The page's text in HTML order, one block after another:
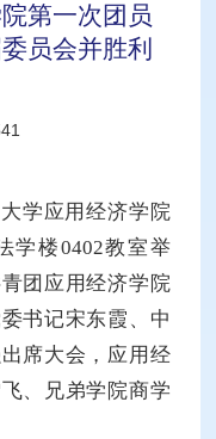
第一次团员
员会并胜利
学应用经济学院
学楼0402教室举
团应用经济学院
书记宋东霞、中
席大会，应用经
、兄弟学院商学